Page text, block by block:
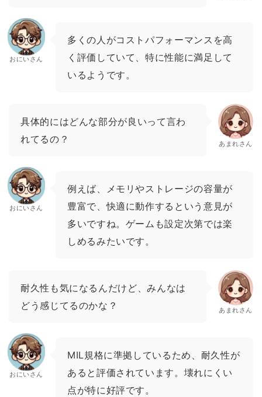
おにいさん
多くの人がコストパフォーマンスを高
く評価していて、特に性能に満足して
いるようです。
具体的にはどんな部分が良いって言わ
れてるの？
あまれさん
おにいさん
例えば、メモリやストレージの容量が
豊富で、快適に動作するという意見が
多いですね。ゲームも設定次第では楽
しめるみたいです。
耐久性も気になるんだけど、みんなは
どう感じてるのかな？
あまれさん
おにいさん
MIL規格に準拠しているため、耐久性が
あると評価されています。壊れにくい
点が特に好評です。